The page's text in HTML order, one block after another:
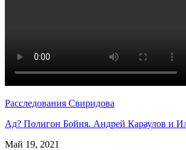
Расследования Свиридова
Ад? Полигон Бойня. Андрей Караулов и
Май 19, 2021